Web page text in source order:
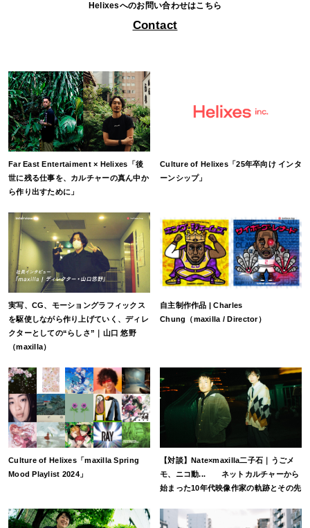
Helixesへのお問い合わせはこちら
Contact
Far East Entertaiment × Helixes「後
世に残る仕事を、カルチャーの真ん中か
ら作り出すために」
Culture of Helixes「25年卒向け インタ
ーンシップ」
実写、CG、モーショングラフィックス
を駆使しながら作り上げていく、ディレ
クターとしての“らしさ”｜山口 悠野
（maxilla）
自主制作作品 | Charles
Chung（maxilla / Director）
Culture of Helixes「maxilla Spring
Mood Playlist 2024」
【対談】Nate×maxilla二子石｜うごメ
モ、ニコ動... ネットカルチャーから
始まった10年代映像作家の軌跡とその先